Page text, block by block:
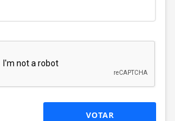
VOTAR